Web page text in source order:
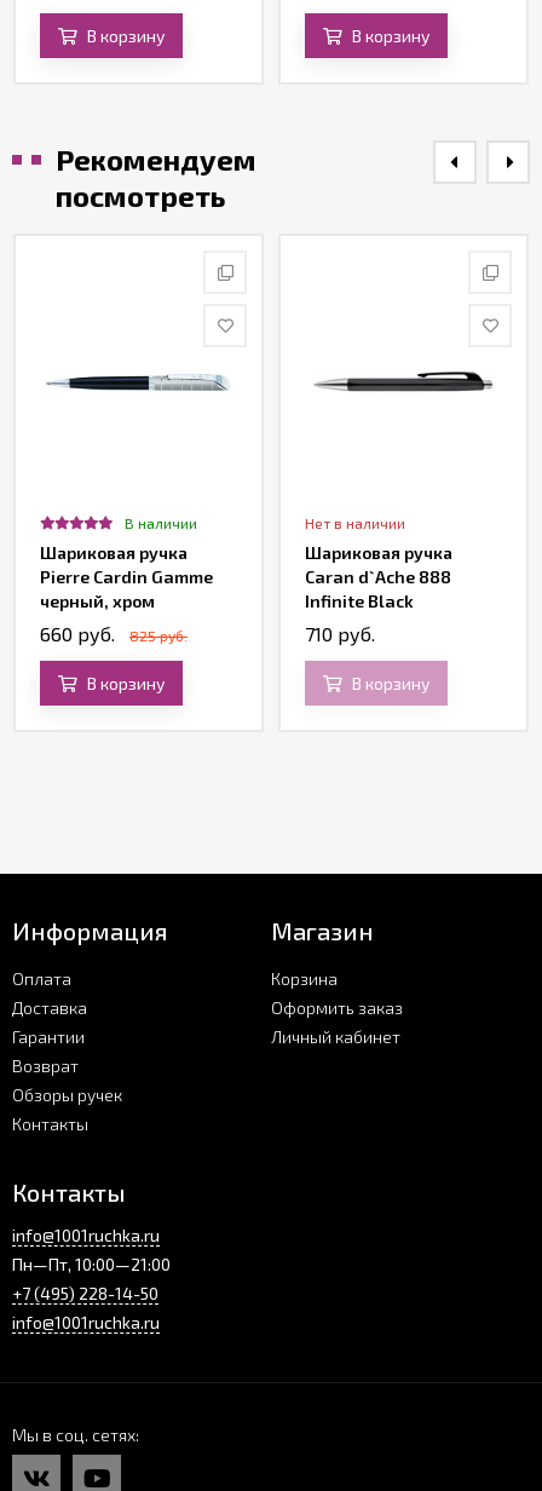
В корзину В корзину
Рекомендуем
посмотреть
В наличии
Шариковая ручка
Pierre Cardin Gamme
черный, хром
660 руб. 825 руб.
В корзину
Нет в наличии
Шариковая ручка
Caran d`Ache 888
Infinite Black
710 руб.
В корзину
Информация
Оплата
Доставка
Гарантии
Возврат
Обзоры ручек
Контакты
Магазин
Корзина
Оформить заказ
Личный кабинет
Контакты
info@1001ruchka.ru
Пн—Пт, 10:00—21:00
+7 (495) 228-14-50
info@1001ruchka.ru
Мы в соц. сетях